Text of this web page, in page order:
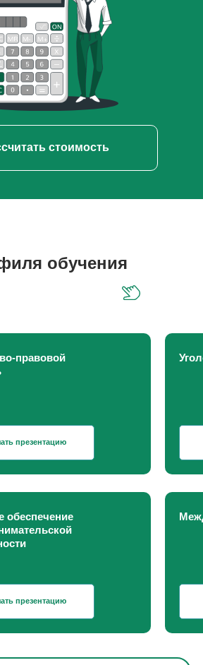
стоимость
обучения
правовой
презентацию
обеспечение
презентацию